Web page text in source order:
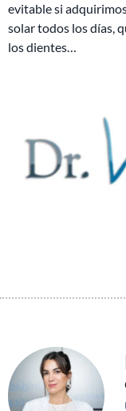
evitable si
solar todos los días,
los dientes…